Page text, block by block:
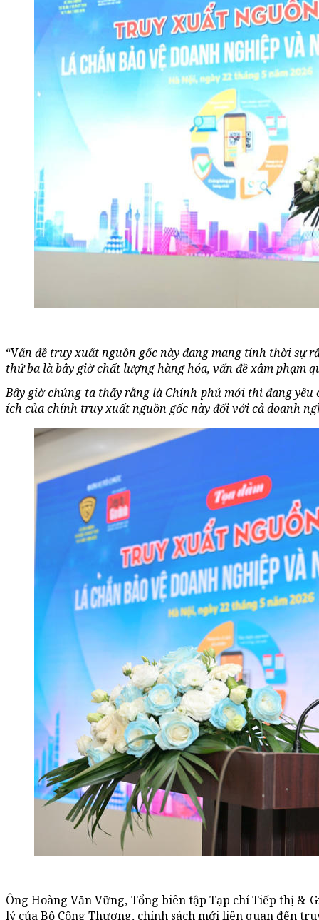
“Vấn đề truy xuất nguồn gốc này đang mang tính thời sự
thứ ba là bây giờ chất lượng hàng hóa, vấn đề xâm phạm
Bây giờ chúng ta thấy rằng là Chính phủ mới thì đang
ích của chính truy xuất nguồn gốc này đối với cả doanh
Ông Hoàng Văn Vững, Tổng biên tập Tạp chí Tiếp thị &
lý của Bộ Công Thương, chính sách mới liên quan đến